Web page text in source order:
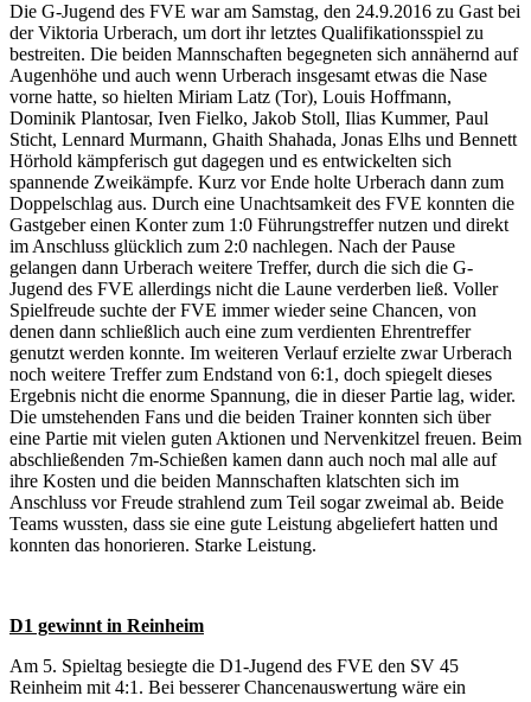
Die G-Jugend des FVE war am Samstag, den 24.9.2016 zu Gast bei
der Viktoria Urberach, um dort ihr letztes Qualifikationsspiel zu
bestreiten. Die beiden Mannschaften begegneten sich annähernd auf
Augenhöhe und auch wenn Urberach insgesamt etwas die Nase
vorne hatte, so hielten Miriam Latz (Tor), Louis Hoffmann,
Dominik Plantosar, Iven Fielko, Jakob Stoll, Ilias Kummer, Paul
Sticht, Lennard Murmann, Ghaith Shahada, Jonas Elhs und Bennett
Hörhold kämpferisch gut dagegen und es entwickelten sich
spannende Zweikämpfe. Kurz vor Ende holte Urberach dann zum
Doppelschlag aus. Durch eine Unachtsamkeit des FVE konnten die
Gastgeber einen Konter zum 1:0 Führungstreffer nutzen und direkt
im Anschluss glücklich zum 2:0 nachlegen. Nach der Pause
gelangen dann Urberach weitere Treffer, durch die sich die G-
Jugend des FVE allerdings nicht die Laune verderben ließ. Voller
Spielfreude suchte der FVE immer wieder seine Chancen, von
denen dann schließlich auch eine zum verdienten Ehrentreffer
genutzt werden konnte. Im weiteren Verlauf erzielte zwar Urberach
noch weitere Treffer zum Endstand von 6:1, doch spiegelt dieses
Ergebnis nicht die enorme Spannung, die in dieser Partie lag, wider.
Die umstehenden Fans und die beiden Trainer konnten sich über
eine Partie mit vielen guten Aktionen und Nervenkitzel freuen. Beim
abschließenden 7m-Schießen kamen dann auch noch mal alle auf
ihre Kosten und die beiden Mannschaften klatschten sich im
Anschluss vor Freude strahlend zum Teil sogar zweimal ab. Beide
Teams wussten, dass sie eine gute Leistung abgeliefert hatten und
konnten das honorieren. Starke Leistung.
D1 gewinnt in Reinheim
Am 5. Spieltag besiegte die D1-Jugend des FVE den SV 45
Reinheim mit 4:1. Bei besserer Chancenauswertung wäre ein